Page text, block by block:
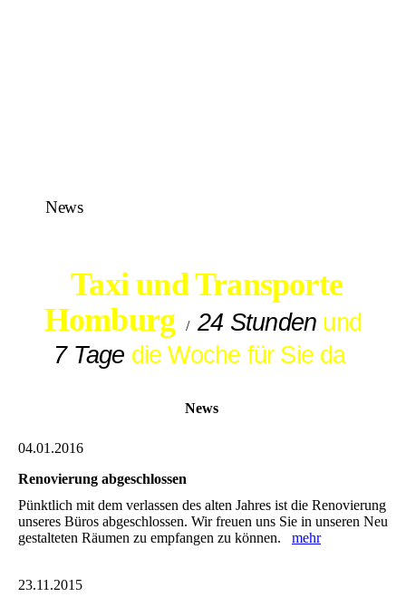
News
Taxi und Transporte
Homburg
/ 24 Stunden und
7 Tage die Woche für Sie da
News
04.01.2016
Renovierung abgeschlossen
Pünktlich mit dem verlassen des alten Jahres ist die Renovierung
unseres Büros abgeschlossen. Wir freuen uns Sie in unseren Neu
gestalteten Räumen zu empfangen zu können. mehr
23.11.2015